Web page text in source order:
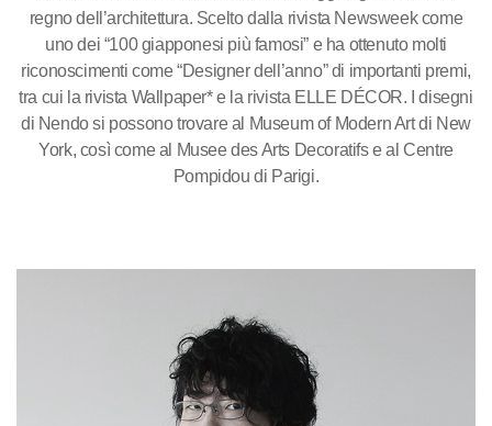
regno dell’architettura. Scelto dalla rivista Newsweek come
uno dei “100 giapponesi più famosi” e ha ottenuto molti
riconoscimenti come “Designer dell’anno” di importanti premi,
tra cui la rivista Wallpaper* e la rivista ELLE DÉCOR. I disegni
di Nendo si possono trovare al Museum of Modern Art di New
York, così come al Musee des Arts Decoratifs e al Centre
Pompidou di Parigi.